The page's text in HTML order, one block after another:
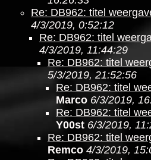
Re: DB962: titel
4/3/2019, 0:52:12
Re: DB962: titel
4/3/2019, 11:44:29
Re: DB962: titel
5/3/2019, 21:52:56
Re: DB962: titel
Marco 6/3/2019,
Re: DB962: titel
Y00st 6/3/2019,
Re: DB962: titel
Remco 4/3/2019,